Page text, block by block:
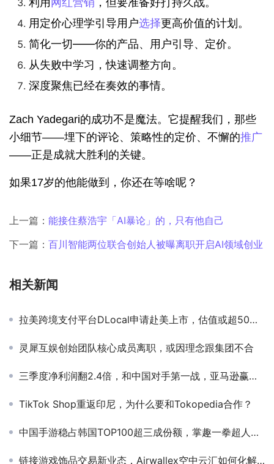
用定价心理学引导用户选择更高价值的计划。
简化一切——你的产品、用户引导、定价。
从失败中学习，快速调整方向。
深度聚焦已经在奏效的事情。
Zach Yadegari的成功不是魔法。它提醒我们，那些
小细节——埋下的评论、策略性的定价、不懈的推广
——正是成就大胜利的关键。
如果17岁的他能做到，你还在等啥呢？
上一篇： 能接住蔡浩宇「AI暴论」的，只有他自己
下一篇： 百川智能两位联合创始人被曝离职开启AI领域创业
相关新闻
拉美跨境支付平台DLocal申请赴美上市，估值或超50亿美元
灵犀互娱创始团队核心成员离职，或因理念跟集团不合
三季度净利润翻2.4倍，和中国对手第一战，亚马逊赢了｜焦点分析
TikTok Shop重返印尼，为什么要和Tokopedia合作？
中国手游稳占韩国TOP100超三成份额，掌趣一拳超人手游入双榜畅销前五
链接游戏饰品交易新业态，Airwallex空中云汇如何化解游戏出海平台支付困扰？